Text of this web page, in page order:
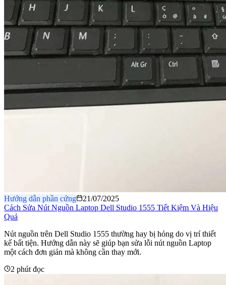
Hướng dẫn phần cứng
21/07/2025
Cách Sửa Nút Nguồn Laptop Dell Studio 1555 Tiết Kiệm Và Hiệu
Quả
Nút nguồn trên Dell Studio 1555 thường hay bị hỏng do vị trí thiết
kế bất tiện. Hướng dẫn này sẽ giúp bạn sửa lỗi nút nguồn Laptop
một cách đơn giản mà không cần thay mới.
2 phút đọc